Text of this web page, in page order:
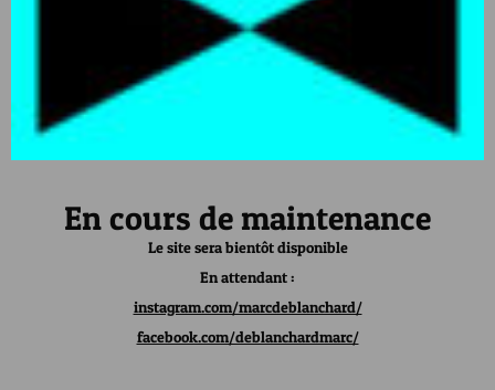
En cours de maintenance
Le site sera bientôt disponible
En attendant :
instagram.com/marcdeblanchard/
facebook.com/deblanchardmarc/